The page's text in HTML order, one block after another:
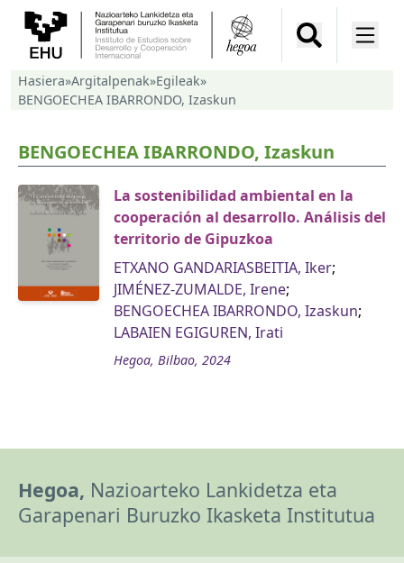
Hasiera»Argitalpenak»Egileak»
BENGOECHEA IBARRONDO, Izaskun
BENGOECHEA IBARRONDO, Izaskun
La sostenibilidad ambiental en la
cooperación al desarrollo. Análisis del
territorio de Gipuzkoa
ETXANO GANDARIASBEITIA, Iker;
JIMÉNEZ-ZUMALDE, Irene;
BENGOECHEA IBARRONDO, Izaskun;
LABAIEN EGIGUREN, Irati
Hegoa, Bilbao, 2024
Hegoa, Nazioarteko Lankidetza eta
Garapenari Buruzko Ikasketa Institutua